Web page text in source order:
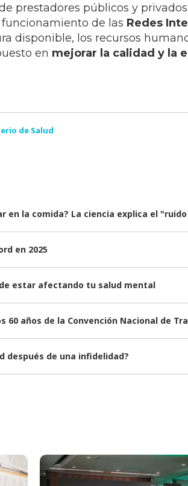
prestadores públicos y
de las Redes
disponible, los recursos
en mejorar la calidad y la
de Salud
en la comida? La ciencia explica el
en 2025
estar afectando tu salud mental
60 años de la Convención Nacional de
después de una infidelidad?